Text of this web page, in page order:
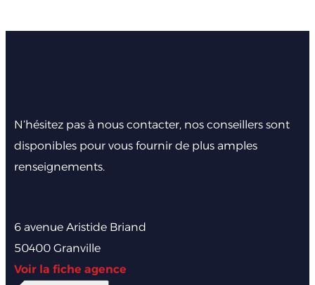
N’hésitez pas à nous contacter, nos conseillers sont
disponibles pour vous fournir de plus amples
renseignements.
6 avenue Aristide Briand
50400 Granville
Voir la fiche agence